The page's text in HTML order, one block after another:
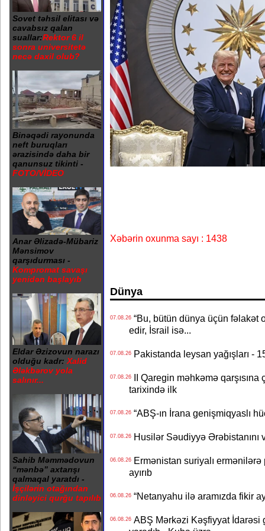
Sovet təhsil elitası və
cavabsız qalan
suallar:Rektor 6 il
sonra universitetə
necə daxil olub?
Binəqədi rayonunda
neft buruqları
ərazisində daha bir
qanunsuz tikinti -
FOTO/VİDEO
Anar Əlizadə-Mübariz
Mənsimov
qarşıdurması -
Kompromat savaşı
yenidən başlayıb
Eldar Əzizovun narazı
olduğu kadr: Xalid
Ələkbərov yola
salınır...
Sahib Məmmədovun
“mənbə” axtarışı
qalmaqal yaratdı -
İşçilərin otağından
dinləyici qurğu tapılıb
Xəbərin oxunma sayı : 1438
Dünya
07.08.26“Bu, bütün dünya üçün fəlakət
edir, İsrail isə...
07.08.26Pakistanda leysan yağışları -
07.08.26II Qaregin məhkəmə qarşısına
tarixində ilk
07.08.26“ABŞ-ın İrana genişmiqyaslı
07.08.26Husilər Səudiyyə Ərəbistanını
06.08.26Ermənistan suriyalı ermənilərə
ayırıb
06.08.26“Netanyahu ilə aramızda fikir
06.08.26ABŞ Mərkəzi Kəşfiyyat İdarəsi